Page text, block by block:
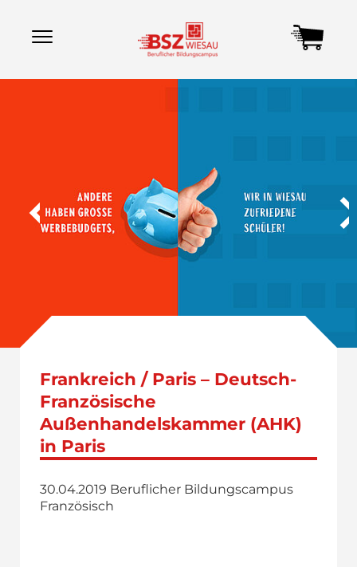
Frankreich / Paris – Deutsch-
Französische
Außenhandelskammer (AHK)
in Paris
30.04.2019 Beruflicher Bildungs­campus
Französisch